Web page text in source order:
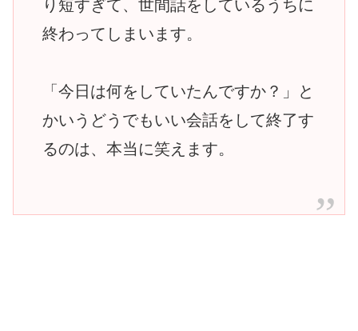
り短すぎて、世間話をしているうちに
終わってしまいます。
「今日は何をしていたんですか？」と
かいうどうでもいい会話をして終了す
るのは、本当に笑えます。